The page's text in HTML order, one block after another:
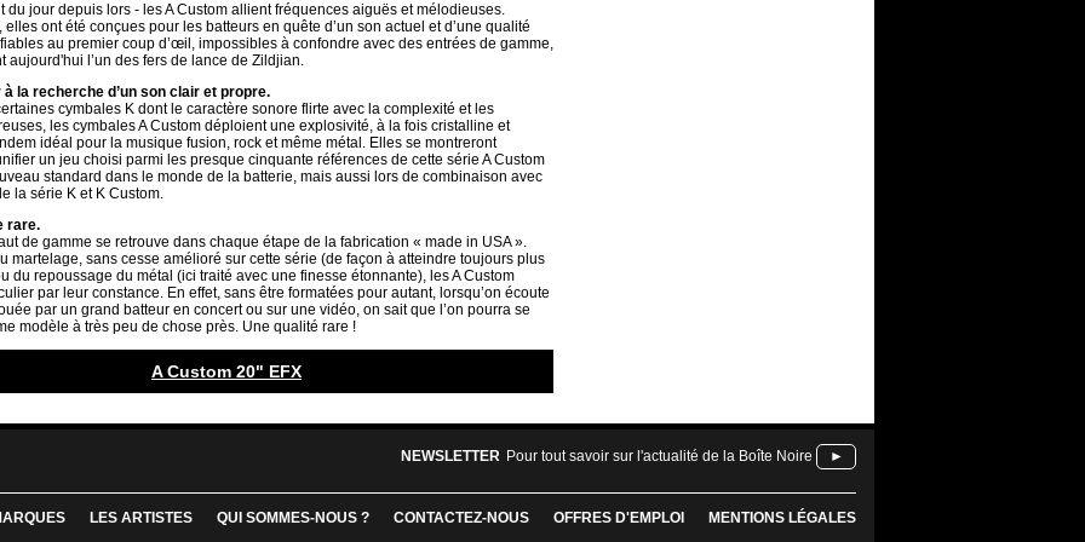
du jour depuis lors - les A Custom allient fréquences aiguës et mélodieuses.
ont été conçues pour les batteurs en quête d’un son actuel et d’une qualité
au premier coup d’œil, impossibles à confondre avec des entrées de gamme,
aujourd'hui l’un des fers de lance de Zildjian.
la recherche d’un son clair et propre.
cymbales K dont le caractère sonore flirte avec la complexité et les
les cymbales A Custom déploient une explosivité, à la fois cristalline et
idéal pour la musique fusion, rock et même métal. Elles se montreront
un jeu choisi parmi les presque cinquante références de cette série A Custom
standard dans le monde de la batterie, mais aussi lors de combinaison avec
la série K et K Custom.
rare.
de gamme se retrouve dans chaque étape de la fabrication « made in USA ».
martelage, sans cesse amélioré sur cette série (de façon à atteindre toujours plus
du repoussage du métal (ici traité avec une finesse étonnante), les A Custom
par leur constance. En effet, sans être formatées pour autant, lorsqu’on écoute
par un grand batteur en concert ou sur une vidéo, on sait que l’on pourra se
modèle à très peu de chose près. Une qualité rare !
A Custom 20" EFX
NEWSLETTER Pour tout savoir sur l'actualité de la Boîte Noire ►
LES ARTISTES QUI SOMMES-NOUS ? CONTACTEZ-NOUS OFFRES D'EMPLOI MENTIONS LÉGALES